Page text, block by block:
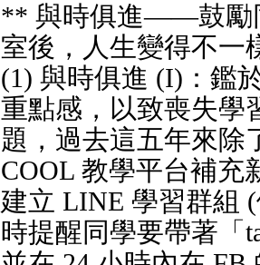
** 與時俱進——鼓勵
室後，人生變得不一
(1) 與時俱進 (I)：鑑
重點感，以致喪失學
題，過去這五年來除
COOL 教學平台補充
建立 LINE 學習群組
時提醒同學要帶著「